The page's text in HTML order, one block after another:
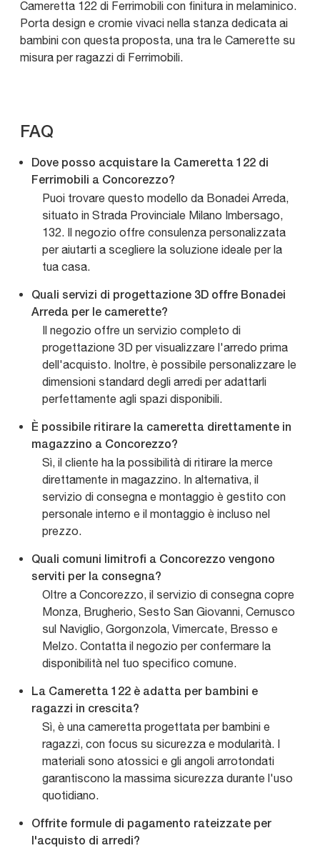
Cameretta 122 di Ferrimobili con finitura in melaminico.
Porta design e cromie vivaci nella stanza dedicata ai
bambini con questa proposta, una tra le Camerette su
misura per ragazzi di Ferrimobili.
FAQ
Dove posso acquistare la Cameretta 122 di
Ferrimobili a Concorezzo?
Puoi trovare questo modello da Bonadei Arreda,
situato in Strada Provinciale Milano Imbersago,
132. Il negozio offre consulenza personalizzata
per aiutarti a scegliere la soluzione ideale per la
tua casa.
Quali servizi di progettazione 3D offre Bonadei
Arreda per le camerette?
Il negozio offre un servizio completo di
progettazione 3D per visualizzare l'arredo prima
dell'acquisto. Inoltre, è possibile personalizzare le
dimensioni standard degli arredi per adattarli
perfettamente agli spazi disponibili.
È possibile ritirare la cameretta direttamente in
magazzino a Concorezzo?
Sì, il cliente ha la possibilità di ritirare la merce
direttamente in magazzino. In alternativa, il
servizio di consegna e montaggio è gestito con
personale interno e il montaggio è incluso nel
prezzo.
Quali comuni limitrofi a Concorezzo vengono
serviti per la consegna?
Oltre a Concorezzo, il servizio di consegna copre
Monza, Brugherio, Sesto San Giovanni, Cernusco
sul Naviglio, Gorgonzola, Vimercate, Bresso e
Melzo. Contatta il negozio per confermare la
disponibilità nel tuo specifico comune.
La Cameretta 122 è adatta per bambini e
ragazzi in crescita?
Sì, è una cameretta progettata per bambini e
ragazzi, con focus su sicurezza e modularità. I
materiali sono atossici e gli angoli arrotondati
garantiscono la massima sicurezza durante l'uso
quotidiano.
Offrite formule di pagamento rateizzate per
l'acquisto di arredi?